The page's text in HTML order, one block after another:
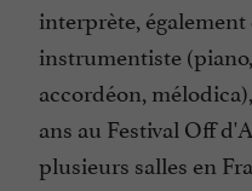
interprète,
instrumentiste
accordéon,
ans au Festival Off
plusieurs salles en